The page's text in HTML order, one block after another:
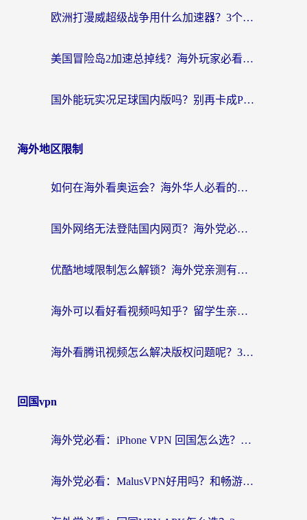
欧洲打漫威超级战争用什么加速器？3个海外游戏卡顿问题一次解决（附实测推荐）
美国冒险岛2加速总掉线？海外玩家必看的国服游戏加速器选择指南
国外能玩实况足球国内版吗？别再卡成PPT！海外党国服游戏加速全攻略
海外地区限制
如何在海外看奥运会？海外华人必看的体育赛事直播终极指南
国外网络无法登陆国内网页？海外党必看：选对回国加速器实现无缝访问
优酷地域限制怎么解锁？海外党亲测有效的追剧自由指南
海外可以看好看视频吗知乎？留学生亲测有效的回国追剧解决方案
海外看腾讯视频怎么解决版权问题呢？3步让你轻松解锁国内影视自由
回国vpn
海外党必看：iPhone VPN 回国怎么选？一篇搞定无缝访问国内资源
海外党必看：MalusVPN好用吗？和畅游VPN对比哪个回国效果更好？附穿梭飞鱼神龟真实体验